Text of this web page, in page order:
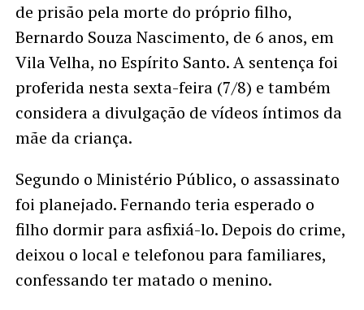
de prisão pela morte do próprio filho,
Bernardo Souza Nascimento, de 6 anos, em
Vila Velha, no Espírito Santo. A sentença foi
proferida nesta sexta-feira (7/8) e também
considera a divulgação de vídeos íntimos da
mãe da criança.
Segundo o Ministério Público, o assassinato
foi planejado. Fernando teria esperado o
filho dormir para asfixiá-lo. Depois do crime,
deixou o local e telefonou para familiares,
confessando ter matado o menino.